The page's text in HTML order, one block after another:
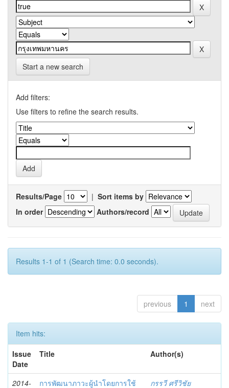
Start a new search
Add filters:
Use filters to refine the search results.
Results/Page | Sort items by
In order
Authors/record
Results 1-1 of 1 (Search time: 0.0 seconds).
previous 1 next
Item hits:
Issue
Date
Title Author(s)
2014-
การพัฒนาภาวะผู้นำโดยการใช้
กรรวี ศรีวิชัย